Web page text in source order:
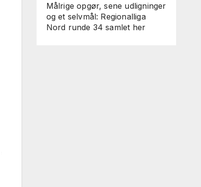
Målrige opgør, sene udligninger
og et selvmål: Regionalliga
Nord runde 34 samlet her